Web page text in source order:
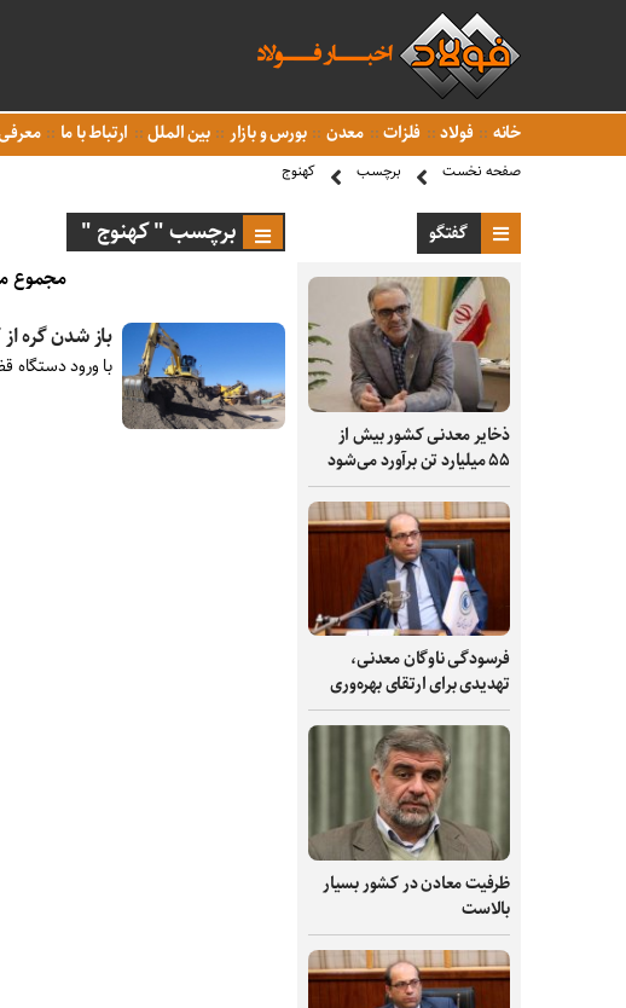
خانه فولاد فلزات معدن بورس و بازار بین الملل ارتباط با ما
صفحه نخست برچسب کهنوج
گفتگو
ذخایر معدنی کشور بیش از
۵۵ میلیارد تن برآورد می‌شود
فرسودگی ناوگان معدنی،
تهدیدی برای ارتقای بهره‌وری
ظرفیت‌ معادن در کشور بسیار
بالاست
برچسب " کهنوج "
مجموع
باز شدن گره
با ورود دستگاه